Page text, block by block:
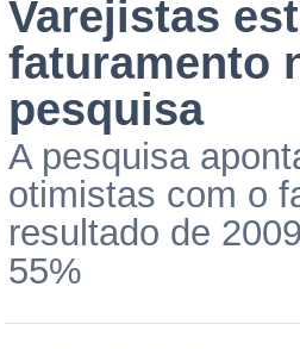
Varejistas
faturamento
pesquisa
A pesquisa
otimistas com o
resultado de
55%